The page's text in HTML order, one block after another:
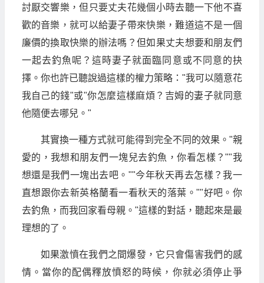
討厭交響樂，但只要丈夫花幾個小時去聽一下他不喜
歡的音樂，就可以給妻子帶來快樂，難道這不是一個
廉價的換取快樂的辦法嗎？但如果丈夫想要和朋友們
一起去釣魚呢？這時妻子就面臨同意或不同意的抉
擇。你也許已聽說過這樣的權力策略："我可以隨意花
我自己的錢"或"你怎麼這樣麻煩？吉姆的妻子就同意
他隨便去哪兒。"
其實換一種方式就可能得到完全不同的效果。"親
愛的，我想和朋友們一塊兒去釣魚，你看怎樣？""我
想還是我們一塊出去吧。""今年秋天再去怎樣？我一
直想跟你去新英格蘭看一看秋天的落葉。""好吧。你
去釣魚，而我回家看母親。"這樣的對話，聽起來是最
理想的了。
如果激憤在我們之間爆發，它只會傷害我們的感
情。當你的配偶釋放憤怒的時候，你就必須停止爭